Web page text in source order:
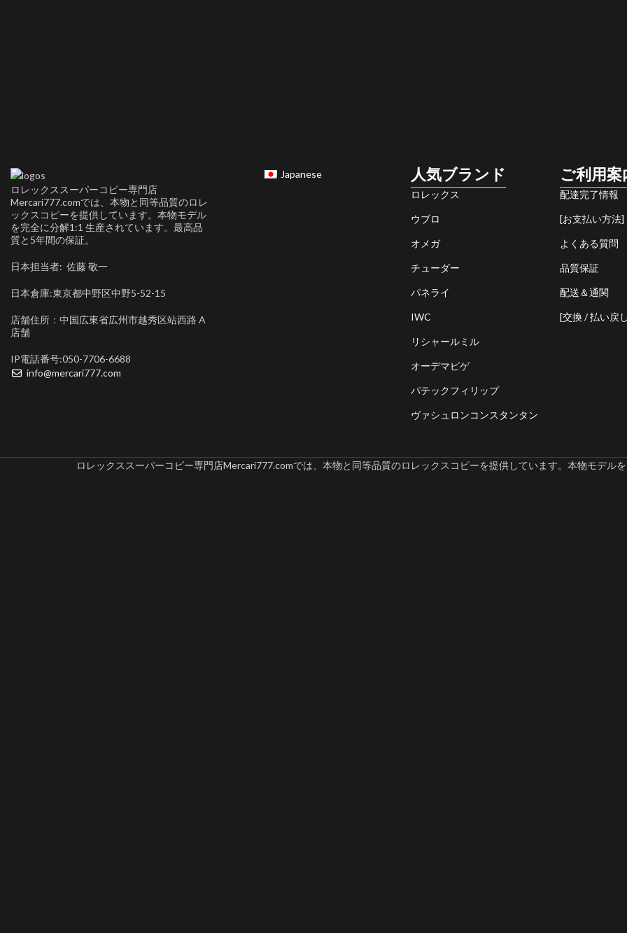
ロレックススーパーコピー専門店
Mercari777.comでは、本物と同等品質のロレ
ックスコピーを提供しています。本物モデル
を完全に分解1:1 生産されています。最高品
質と5年間の保証。
日本担当者: 佐藤 敬一
日本倉庫:東京都中野区中野5-52-15
店舗住所：中国広東省広州市越秀区站西路 A
店舗
IP電話番号:050-7706-6688
info@mercari777.com
Japanese 人気ブランド
ロレックス
ウブロ
オメガ
チューダー
パネライ
IWC
リシャールミル
オーデマピゲ
パテックフィリップ
ヴァシュロンコンスタンタン
ご利用案
配達完了情報
[お支払い方法]
よくある質問
品質保証
配送＆通関
[交換 / 払い戻
ロレックススーパーコピー専門店Mercari777.comでは、本物と同等品質のロレックスコピーを提供しています。本物モデル